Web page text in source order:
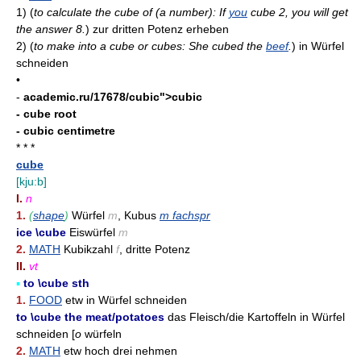
1) (to calculate the cube of (a number): Ifyou cube 2, you will get
the answer 8. ) zur dritten Potenz erheben
2) (to make into a cube or cubes: She cubed the beef.) in Würfel
schneiden
•
- academic.ru/17678/cubic">cubic
- cube root
- cubic centimetre
* * *
cube
[kju:b]
I. n
1. (shape) Würfel m , Kubus m fachspr
ice \cube Eiswürfel m
2. MATH Kubikzahl f, dritte Potenz
II. vt
▪ to \cube sth
1. FOOD etw in Würfel schneiden
to \cube the meat/potatoes das Fleisch/die Kartoffeln in Würfel
schneiden [o würfeln
2. MATH etw hoch drei nehmen